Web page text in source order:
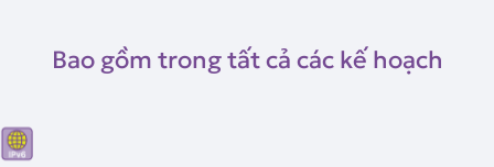
Bao gồm trong tất cả các kế hoạch